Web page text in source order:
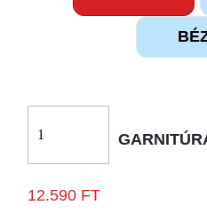
12.590 FT